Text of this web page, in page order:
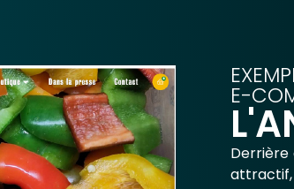
E-
Derrière
attractif,